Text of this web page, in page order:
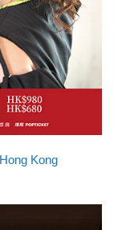
Kong